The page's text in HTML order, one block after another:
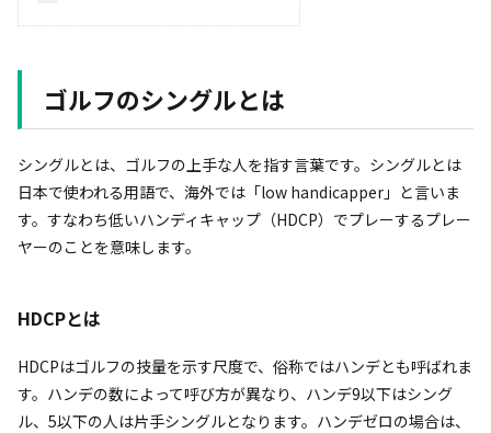
ゴルフのシングルとは
シングルとは、ゴルフの上手な人を指す言葉です。シングルとは
日本で使われる用語で、海外では「low handicapper」と言いま
す。すなわち低いハンディキャップ（HDCP）でプレーするプレー
ヤーのことを意味します。
HDCPとは
HDCPはゴルフの技量を示す尺度で、俗称ではハンデとも呼ばれま
す。ハンデの数によって呼び方が異なり、ハンデ9以下はシング
ル、5以下の人は片手シングルとなります。ハンデゼロの場合は、